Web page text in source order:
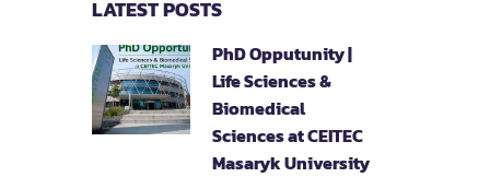
LATEST POSTS
PhD Opputunity |
Life Sciences &
Biomedical
Sciences at CEITEC
Masaryk University